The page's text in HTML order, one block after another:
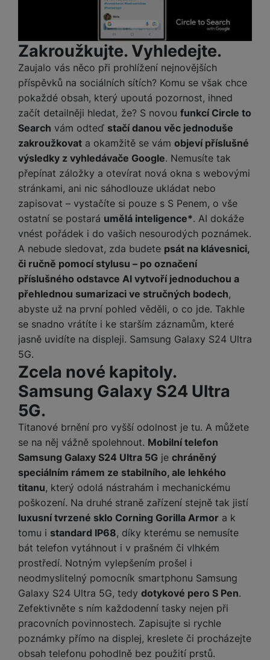
Tyto cookies nám umožňují měření výkonu našeho webu i
našich reklamních kampaní. Jejich pomocí určujeme počet
návštěv a zdroje návštěv našich internetových stránek. Data
získaná pomocí těchto cookies zpracováváme souhrnně a
anonymně, takže nejsme schopni identifikovat konkrétní
uživatele našeho webu.
Marketingové
Marketingové- abychom vás neobtěžovali nevhodnou
reklamou.
Povoleno
Marketingové cookies používáme my nebo naši partneři,
abychom vám mohli zobrazit vhodné obsahy nebo reklamy jak
na našich stránkách, tak na stránkách třetích stran.
ví
k
v
y
v
a
č
ů
m
d
e
H
e
r
sl
u
c
h
á
t
H
e
r
p
o
a
č
o
ž
d
l
e
H
e
r
ní
m
y
ši
i
e
D
á
l
k
o
v
l
a
d
a
č
D
r
ž
y
p
t
e
l
e
v
e
R
á
m
k
y
p
r
P
o
w
r
b
a
n
k
y
B
d
r
á
t
o
p
o
r
b
a
n
k
y
P
o
w
e
n
k
y
p
P
a
m
ě
ť
o
k
r
y
M
ic
r
D
H
C
r
o
S
D
X
C
S
y
l
u
s
y
M
ul
ti
m
é
di
a
J
e
d
Zakroužkujte. Vyhledejte.
Zaujalo vás něco při prohlížení nejnovějších
příspěvků na sociálních sítích? Komu se však chce
pokaždé obsah, který upoutá pozornost, ihned
začít detailněji hledat, že? S novou funkcí Circle to
Search vám odteď stačí danou věc jednoduše
zakroužkovat a okamžitě se vám objeví příslušné
výsledky z vyhledávače Google. Nemusíte tak
přepínat záložky a otevírat nová okna s webovými
stránkami, ani nic sáhodlouze ukládat nebo
zapisovat – vystačíte si pouze s S Penem, o vše
ostatní se postará umělá inteligence*. AI dokáže
vnést pořádek i do vašich nesourodých poznámek.
A nebude sledovat, zda budete psát na klávesnici,
či ručně pomocí stylusu – po označení
příslušného odstavce AI vytvoří jednoduchou a
přehlednou sumarizaci ve stručných bodech,
abyste už na první pohled věděli, o co jde. Takhle
se snadno vrátíte i ke starším záznamům, které
jasně uvidíte na displeji. Samsung Galaxy S24 Ultra
5G.
Zcela nové kapitoly.
Samsung Galaxy S24 Ultra
5G.
Titanové brnění pro vyšší odolnost je tu. A můžete
se na něj vážně spolehnout. Mobilní telefon
Samsung Galaxy S24 Ultra 5G je chráněný
speciálním rámem ze stabilního, ale lehkého
titanu, který odolá nástrahám i mechanickému
poškození. Na druhé straně zařízení stejně tak jistí
luxusní tvrzené sklo Corning Gorilla Armor a k
tomu i standard IP68, díky kterému se nemusíte
bát telefon vytáhnout i v prašném či vlhkém
prostředí. Notným vylepšením prošel i
neodmyslitelný pomocník smartphonu Samsung
Galaxy S24 Ultra 5G, tedy dotykové pero S Pen.
Zefektivněte s ním každodenní tasky nejen při
pracovních povinnostech. Zapisujte si rychle
poznámky přímo na displej, kreslete či procházejte
obsah telefonu pohodlně bez použití prstů.